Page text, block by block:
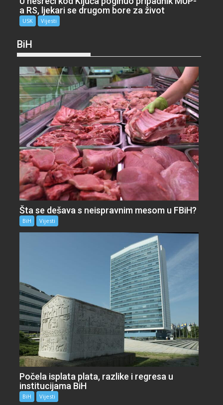
a RS, ljekari se drugom bore za život
USK Vijesti
BiH
Šta se dešava s neispravnim mesom u FBiH?
BiH Vijesti
Počela isplata plata, razlike i regresa u
institucijama BiH
BiH Vijesti